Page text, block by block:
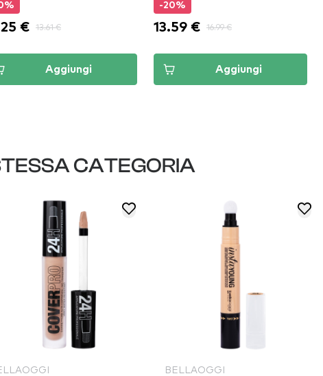
€ 13.61 €
Aggiungi
-20%
13.59 € 16.99 €
Aggiungi
CATEGORIA
BELLAOGGI